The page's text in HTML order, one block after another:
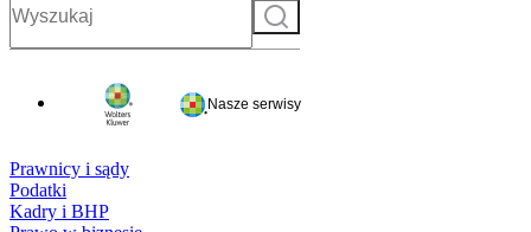
Szukaj
Nasze serwisy
Prawnicy i sądy
Podatki
Kadry i BHP